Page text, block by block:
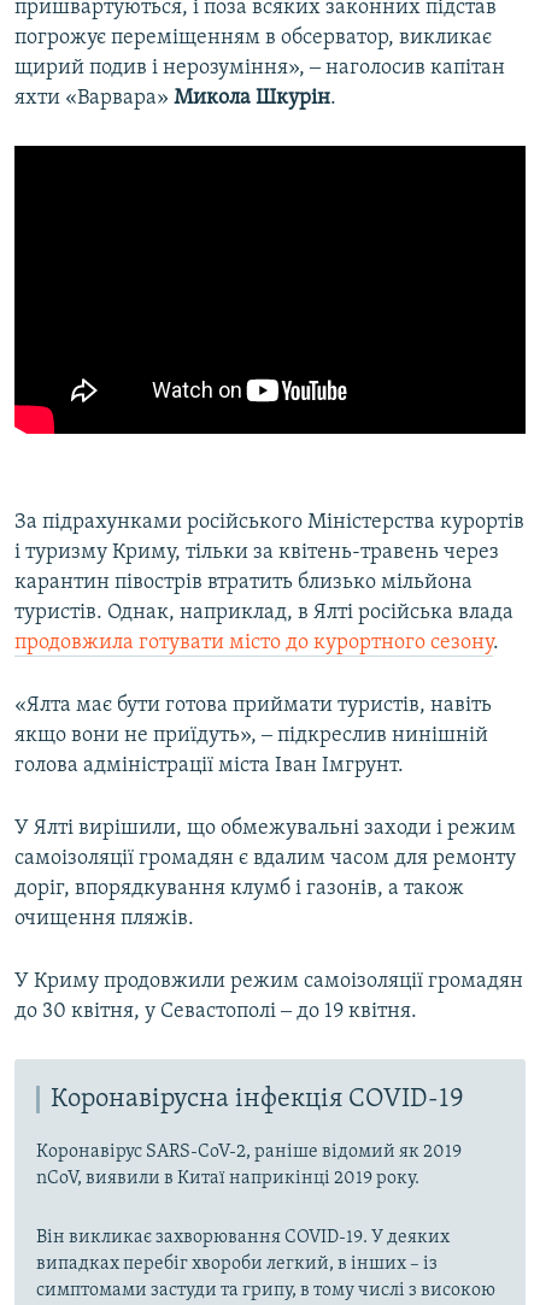
пришвартуються, і поза всяких законних підстав
погрожує переміщенням в обсерватор, викликає
щирий подив і нерозуміння», ‒ наголосив капітан
яхти «Варвара» Микола Шкурін.
За підрахунками російського Міністерства курортів
і туризму Криму, тільки за квітень-травень через
карантин півострів втратить близько мільйона
туристів. Однак, наприклад, в Ялті російська влада
продовжила готувати місто до курортного сезону.
«Ялта має бути готова приймати туристів, навіть
якщо вони не приїдуть», ‒ підкреслив нинішній
голова адміністрації міста Іван Імгрунт.
У Ялті вирішили, що обмежувальні заходи і режим
самоізоляції громадян є вдалим часом для ремонту
доріг, впорядкування клумб і газонів, а також
очищення пляжів.
У Криму продовжили режим самоізоляції громадян
до 30 квітня, у Севастополі ‒ до 19 квітня.
Коронавірусна інфекція COVID-19
Коронавірус SARS-CoV-2, раніше відомий як 2019
nCoV, виявили в Китаї наприкінці 2019 року.
Він викликає захворювання COVID-19. У деяких
випадках перебіг хвороби легкий, в інших – із
симптомами застуди та грипу, в тому числі з високою